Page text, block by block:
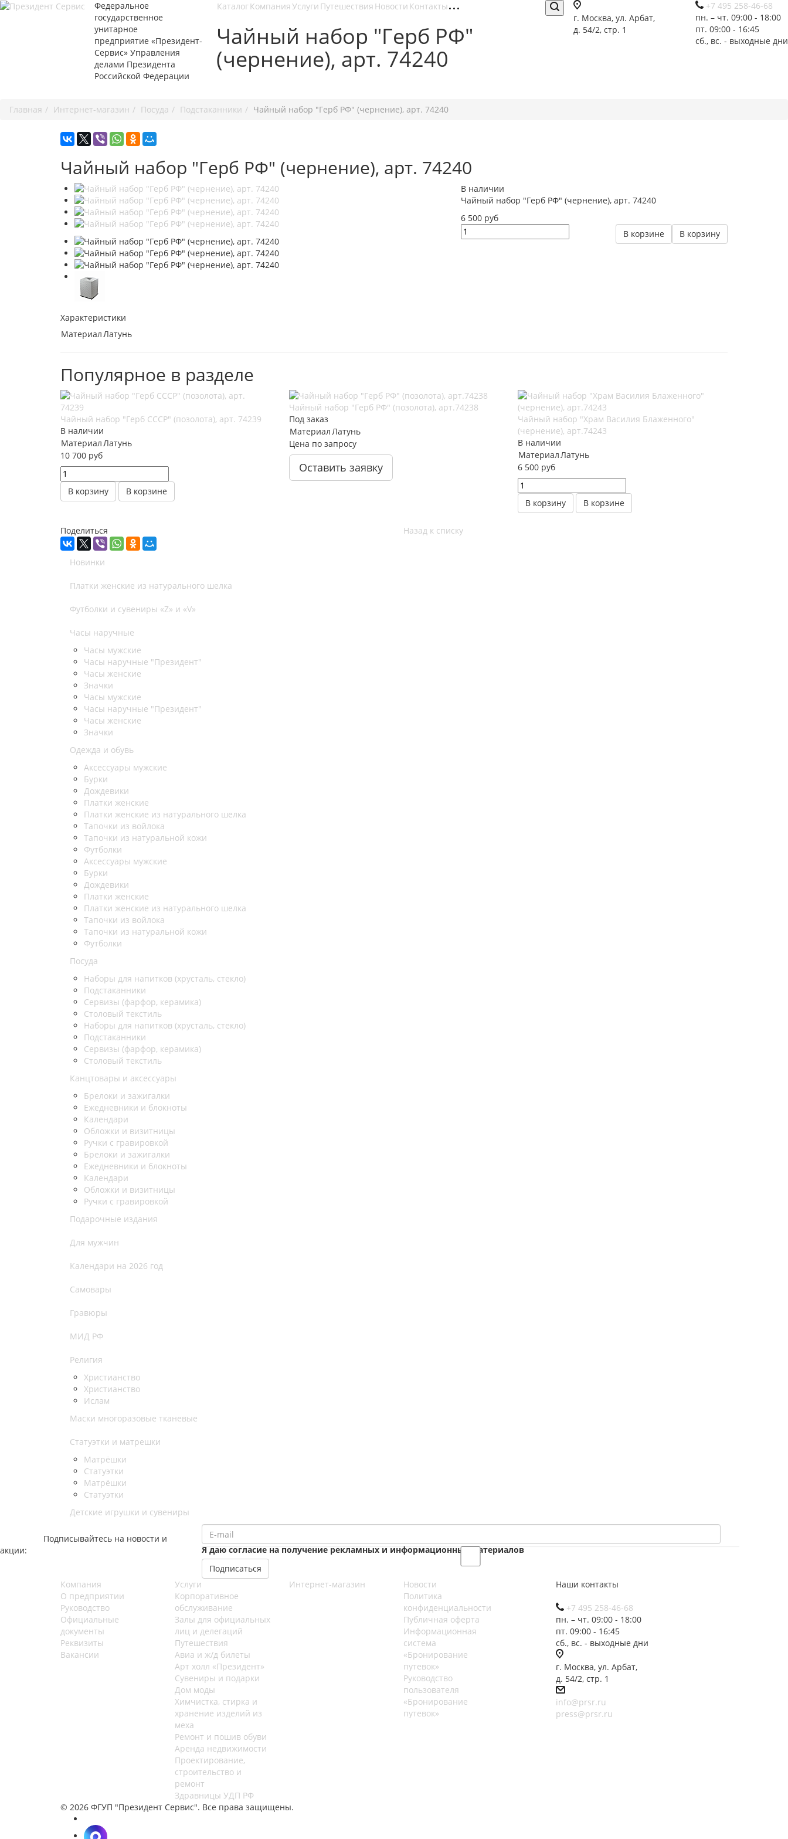
Федеральное
государственное
унитарное
предприятие «Президент-
Сервис» Управления
делами Президента
Российской Федерации
+7 495 258-46-68
пн. – чт. 09:00 - 18:00
пт. 09:00 - 16:45
сб., вс. - выходные дни
г. Москва, ул. Арбат,
д. 54/2, стр. 1
КаталогКомпанияУслуги Путешествия Новости Контакты
Чайный набор "Герб РФ"
(чернение), арт. 74240
Главная Интернет-магазин Посуда Подстаканники Чайный набор "Герб РФ" (чернение), арт. 74240
Чайный набор "Герб РФ" (чернение), арт. 74240
В наличии
Чайный набор "Герб РФ" (чернение), арт. 74240
6 500 руб
В корзину
В корзине
Характеристики
МатериалЛатунь
Популярное в разделе
Чайный набор "Герб СССР" (позолота), арт. 74239
В наличии
МатериалЛатунь
10 700 руб
В корзину В корзине
Чайный набор "Герб РФ" (позолота), арт.74238
Под заказ
МатериалЛатунь
Цена по запросу
Оставить заявку
Чайный набор "Храм Василия Блаженного"
(чернение), арт.74243
В наличии
МатериалЛатунь
6 500 руб
В корзину В корзине
Поделиться Назад к списку
Новинки
Платки женские из натурального шелка
Футболки и сувениры «Z» и «V»
Часы наручные
Часы мужские
Часы наручные "Президент"
Часы женские
Значки
Часы мужские
Часы наручные "Президент"
Часы женские
Значки
Одежда и обувь
Аксессуары мужские
Бурки
Дождевики
Платки женские
Платки женские из натурального шелка
Тапочки из войлока
Тапочки из натуральной кожи
Футболки
Аксессуары мужские
Бурки
Дождевики
Платки женские
Платки женские из натурального шелка
Тапочки из войлока
Тапочки из натуральной кожи
Футболки
Посуда
Наборы для напитков (хрусталь, стекло)
Подстаканники
Сервизы (фарфор, керамика)
Столовый текстиль
Наборы для напитков (хрусталь, стекло)
Подстаканники
Сервизы (фарфор, керамика)
Столовый текстиль
Канцтовары и аксессуары
Брелоки и зажигалки
Ежедневники и блокноты
Календари
Обложки и визитницы
Ручки с гравировкой
Брелоки и зажигалки
Ежедневники и блокноты
Календари
Обложки и визитницы
Ручки с гравировкой
Подарочные издания
Для мужчин
Календари на 2026 год
Самовары
Гравюры
МИД РФ
Религия
Христианство
Христианство
Ислам
Маски многоразовые тканевые
Статуэтки и матрешки
Матрёшки
Статуэтки
Матрёшки
Статуэтки
Детские игрушки и сувениры
Подписывайтесь на новости и
акции:
Я даю согласие на получение рекламных и информационных материалов
Компания
О предприятии
Руководство
Официальные
документы
Реквизиты
Вакансии
Услуги
Корпоративное
обслуживание
Залы для официальных
лиц и делегаций
Путешествия
Авиа и ж/д билеты
Арт холл «Президент»
Сувениры и подарки
Дом моды
Химчистка, стирка и
хранение изделий из
меха
Ремонт и пошив обуви
Аренда недвижимости
Проектирование,
строительство и
ремонт
Здравницы УДП РФ
Интернет-магазин
Новости
Политика
конфиденциальности
Публичная оферта
Информационная
система
«Бронирование
путевок»
Руководство
пользователя
«Бронирование
путевок»
Наши контакты
+7 495 258-46-68
пн. – чт. 09:00 - 18:00
пт. 09:00 - 16:45
сб., вс. - выходные дни
г. Москва, ул. Арбат,
д. 54/2, стр. 1
info@prsr.ru
press@prsr.ru
© 2026 ФГУП "Президент Сервис". Все права защищены.